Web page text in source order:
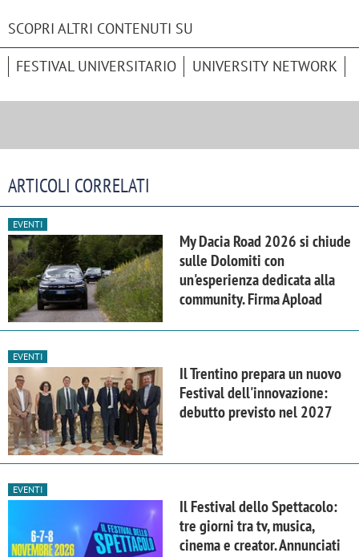
SCOPRI ALTRI CONTENUTI SU
FESTIVAL UNIVERSITARIO UNIVERSITY NETWORK
ARTICOLI CORRELATI
EVENTI
My Dacia Road 2026 si chiude
sulle Dolomiti con
un'esperienza dedicata alla
community. Firma Apload
EVENTI
Il Trentino prepara un nuovo
Festival dell'innovazione:
debutto previsto nel 2027
EVENTI
Il Festival dello Spettacolo:
tre giorni tra tv, musica,
cinema e creator. Annunciati